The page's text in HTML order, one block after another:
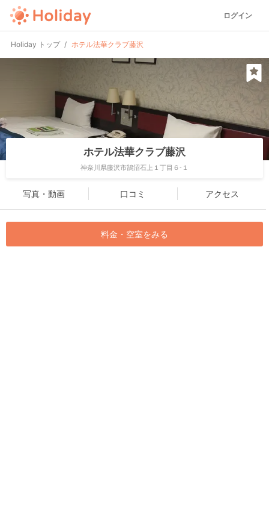
ログイン
Holiday トップ ホテル法華クラブ藤沢
ホテル法華クラブ藤沢
神奈川県藤沢市鵠沼石上１丁目６-１
写真・動画 口コミ アクセス
料金・空室をみる